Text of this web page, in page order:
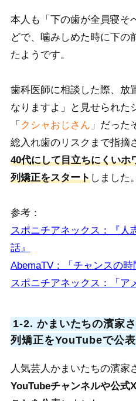
本人も「下の歯が全員寝そ
どで、噛みしめた時に下の
たようです。
歯科医師に相談した際、放
なりますよ」と見せられた
「 クシャおじさん 」だった
総入れ歯のリスクまで指摘
40代にして目立ちにくいホ
列矯正をスタートしました。
参考：
スポニチアネックス：『人
話』
AbemaTV：「チャンスの時
スポニチアネックス：「ア
1-2. かまいたちの濱家
列矯正をYouTubeで公表
人気芸人かまいたちの濱家
YouTubeチャンネルや公式